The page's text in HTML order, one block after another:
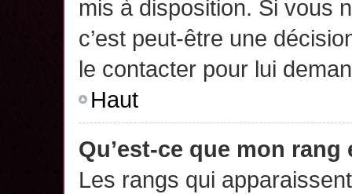
mis à disposition. Si vous
c’est peut-être une
le contacter pour lui
Haut
Qu’est-ce que mon
Les rangs qui